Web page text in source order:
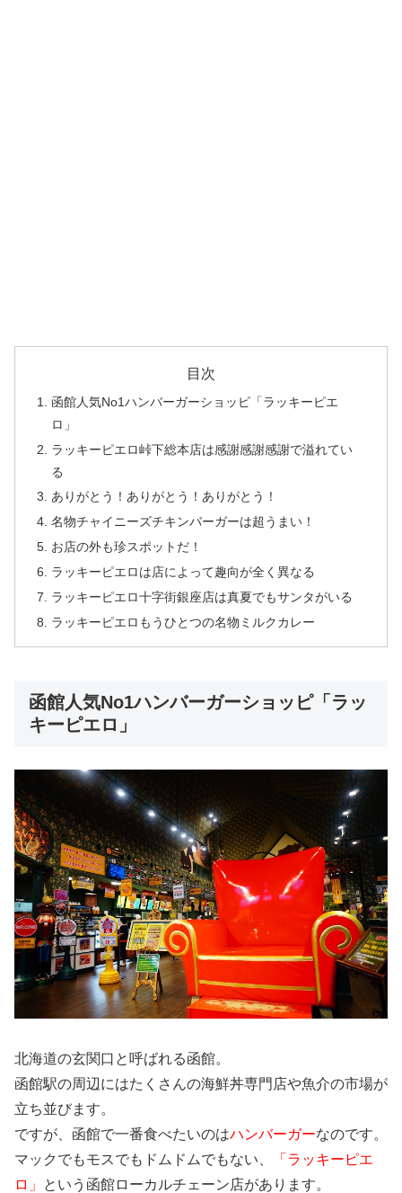
目次
函館人気No1ハンバーガーショッピ「ラッキーピエ
ロ」
ラッキーピエロ峠下総本店は感謝感謝感謝で溢れてい
る
ありがとう！ありがとう！ありがとう！
名物チャイニーズチキンバーガーは超うまい！
お店の外も珍スポットだ！
ラッキーピエロは店によって趣向が全く異なる
ラッキーピエロ十字街銀座店は真夏でもサンタがいる
ラッキーピエロもうひとつの名物ミルクカレー
函館人気No1ハンバーガーショッピ「ラッ
キーピエロ」
北海道の玄関口と呼ばれる函館。
函館駅の周辺にはたくさんの海鮮丼専門店や魚介の市場が
立ち並びます。
ですが、函館で一番食べたいのはハンバーガーなのです。
マックでもモスでもドムドムでもない、
「ラッキーピエ
ロ」
という函館ローカルチェーン店があります。